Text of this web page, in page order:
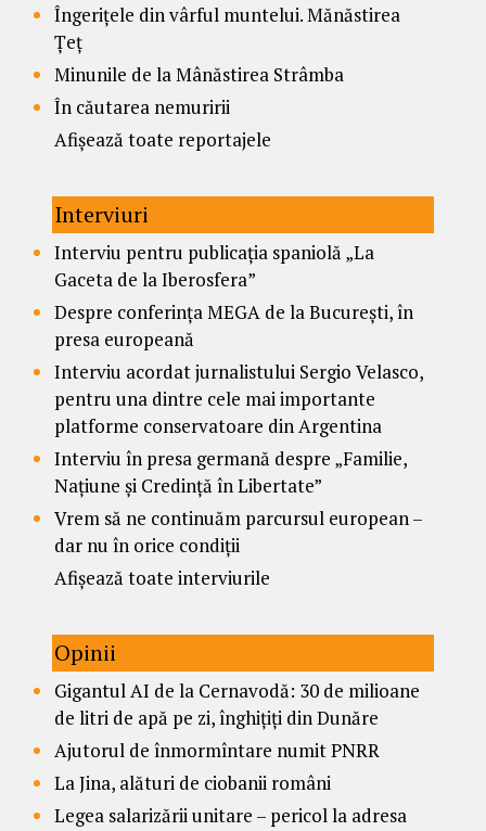
Îngerițele din vârful muntelui. Mănăstirea
Țeț
Minunile de la Mânăstirea Strâmba
În căutarea nemuririi
Afișează toate reportajele
Interviuri
Interviu pentru publicația spaniolă „La
Gaceta de la Iberosfera”
Despre conferința MEGA de la București, în
presa europeană
Interviu acordat jurnalistului Sergio Velasco,
pentru una dintre cele mai importante
platforme conservatoare din Argentina
Interviu în presa germană despre „Familie,
Națiune și Credință în Libertate”
Vrem să ne continuăm parcursul european –
dar nu în orice condiții
Afișează toate interviurile
Opinii
Gigantul AI de la Cernavodă: 30 de milioane
de litri de apă pe zi, înghițiți din Dunăre
Ajutorul de înmormîntare numit PNRR
La Jina, alături de ciobanii români
Legea salarizării unitare – pericol la adresa